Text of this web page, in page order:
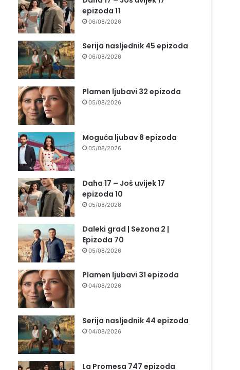
epizoda 11
06/08/2026
Serija nasljednik 45 epizoda
06/08/2026
Plamen ljubavi 32 epizoda
05/08/2026
Moguća ljubav 8 epizoda
05/08/2026
Daha 17 – Još uvijek 17
epizoda 10
05/08/2026
Daleki grad | Sezona 2 |
Epizoda 70
05/08/2026
Plamen ljubavi 31 epizoda
04/08/2026
Serija nasljednik 44 epizoda
04/08/2026
La Promesa 747 epizoda